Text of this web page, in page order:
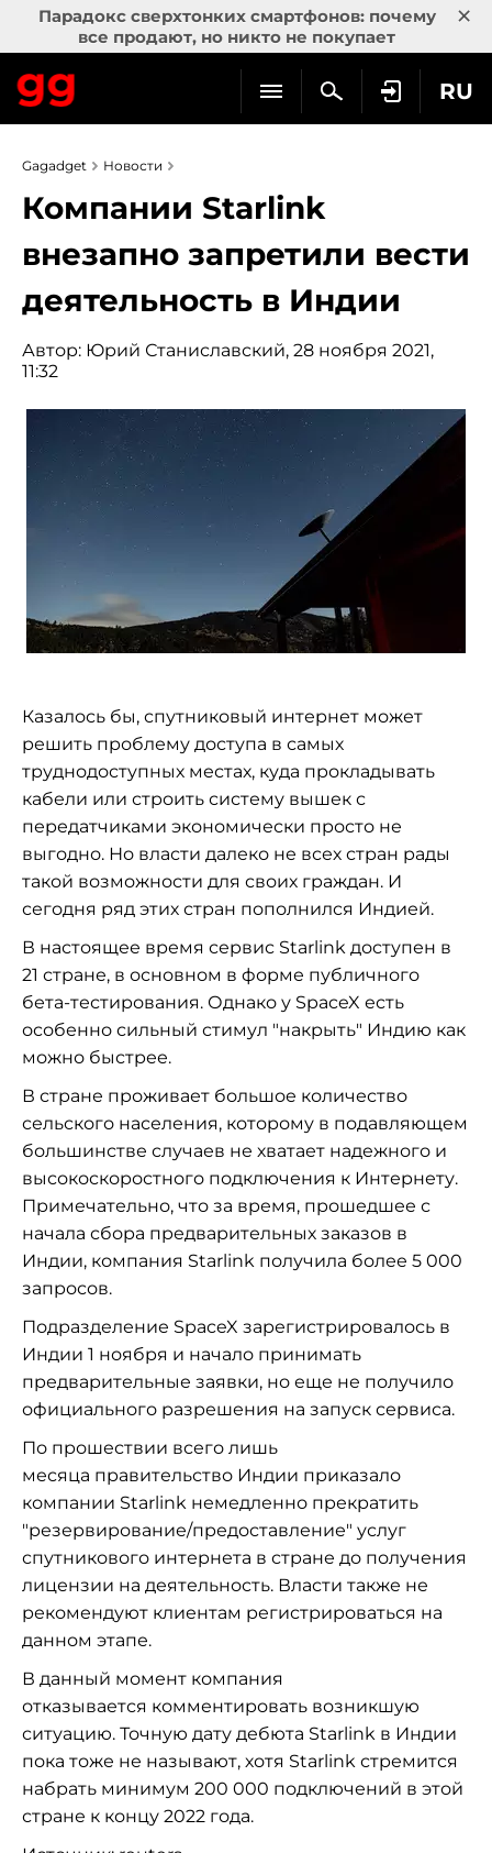
Парадокс сверхтонких смартфонов: почему
все продают, но никто не покупает
×
RU
Gagadget Новости
Компании Starlink
внезапно запретили вести
деятельность в Индии
Автор: Юрий Станиславский, 28 ноября 2021,
11:32
Казалось бы, спутниковый интернет может
решить проблему доступа в самых
труднодоступных местах, куда прокладывать
кабели или строить систему вышек с
передатчиками экономически просто не
выгодно. Но власти далеко не всех стран рады
такой возможности для своих граждан. И
сегодня ряд этих стран пополнился Индией.
В настоящее время сервис Starlink доступен в
21 стране, в основном в форме публичного
бета-тестирования. Однако у SpaceX есть
особенно сильный стимул "накрыть" Индию как
можно быстрее.
В стране проживает большое количество
сельского населения, которому в подавляющем
большинстве случаев не хватает надежного и
высокоскоростного подключения к Интернету.
Примечательно, что за время, прошедшее с
начала сбора предварительных заказов в
Индии, компания Starlink получила более 5 000
запросов.
Подразделение SpaceX зарегистрировалось в
Индии 1 ноября и начало принимать
предварительные заявки, но еще не получило
официального разрешения на запуск сервиса.
По прошествии всего лишь
месяца правительство Индии приказало
компании Starlink немедленно прекратить
"резервирование/предоставление" услуг
спутникового интернета в стране до получения
лицензии на деятельность. Власти также не
рекомендуют клиентам регистрироваться на
данном этапе.
В данный момент компания
отказывается комментировать возникшую
ситуацию. Точную дату дебюта Starlink в Индии
пока тоже не называют, хотя Starlink стремится
набрать минимум 200 000 подключений в этой
стране к концу 2022 года.